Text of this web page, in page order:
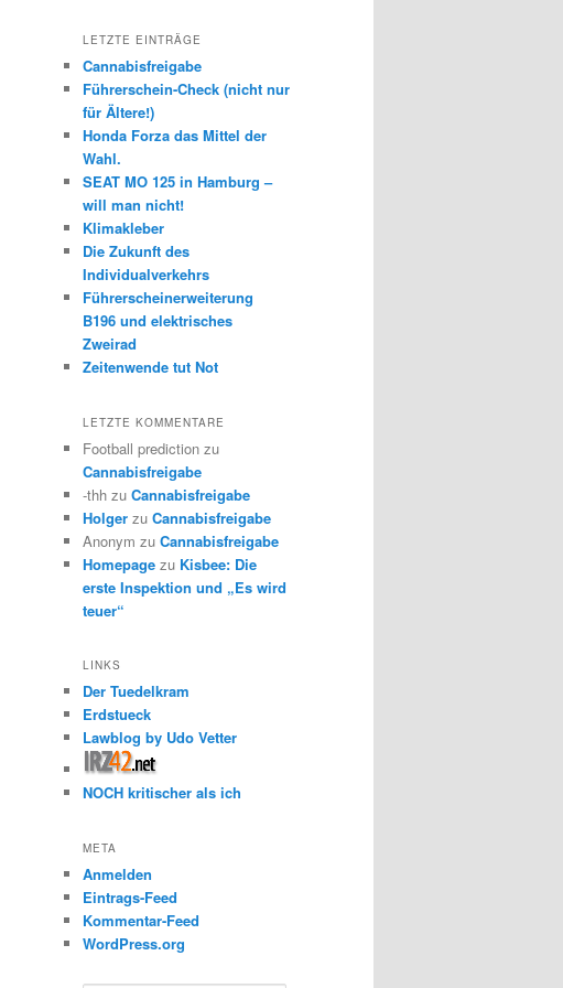
LETZTE EINTRÄGE
Cannabisfreigabe
Führerschein-Check (nicht nur
für Ältere!)
Honda Forza das Mittel der
Wahl.
SEAT MO 125 in Hamburg –
will man nicht!
Klimakleber
Die Zukunft des
Individualverkehrs
Führerscheinerweiterung
B196 und elektrisches
Zweirad
Zeitenwende tut Not
LETZTE KOMMENTARE
Football prediction zu
Cannabisfreigabe
-thh zu Cannabisfreigabe
Holger zu Cannabisfreigabe
Anonym zu Cannabisfreigabe
Homepage zu Kisbee: Die
erste Inspektion und „Es wird
teuer“
LINKS
Der Tuedelkram
Erdstueck
Lawblog by Udo Vetter
NOCH kritischer als ich
META
Anmelden
Eintrags-Feed
Kommentar-Feed
WordPress.org